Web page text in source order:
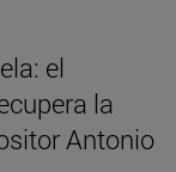
el
la
Antonio